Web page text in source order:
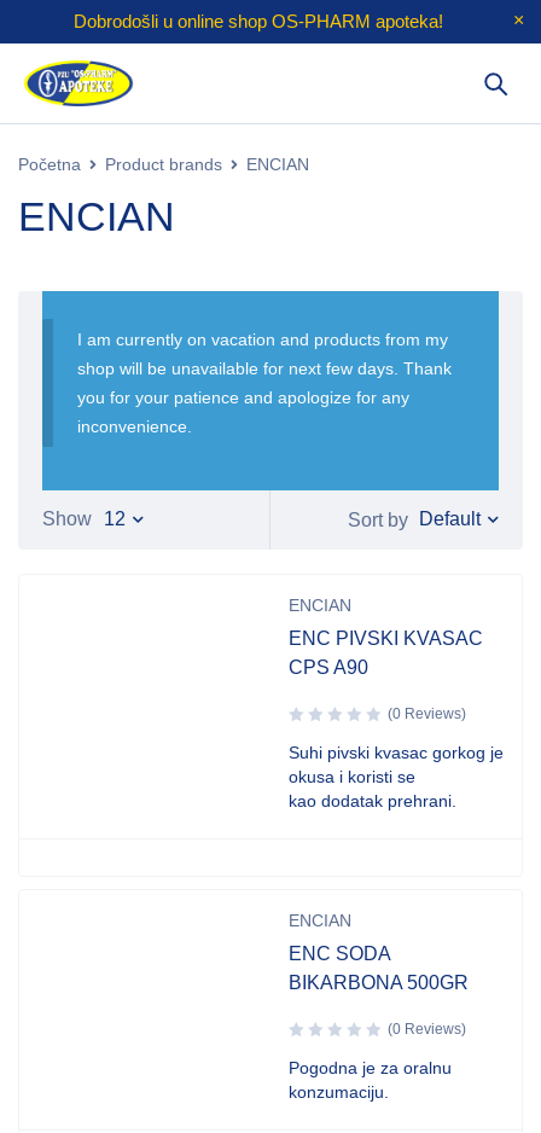
Dobrodošli u online shop OS-PHARM apoteka!
Početna Product brands ENCIAN
ENCIAN
I am currently on vacation and products from my
shop will be unavailable for next few days. Thank
you for your patience and apologize for any
inconvenience.
Sort by Default
Show 12
ENCIAN
ENC PIVSKI KVASAC
CPS A90
(0 Reviews)
Suhi pivski kvasac gorkog je
okusa i koristi se
kao dodatak prehrani.
ENCIAN
ENC SODA
BIKARBONA 500GR
(0 Reviews)
Pogodna je za oralnu
konzumaciju.